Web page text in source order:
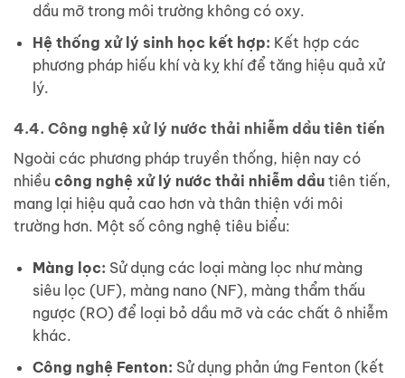
dầu mỡ trong môi trường không có oxy.
Hệ thống xử lý sinh học kết hợp: Kết hợp các
phương pháp hiếu khí và kỵ khí để tăng hiệu quả xử
lý.
4.4. Công nghệ xử lý nước thải nhiễm dầu tiên tiến
Ngoài các phương pháp truyền thống, hiện nay có
nhiều công nghệ xử lý nước thải nhiễm dầu tiên tiến,
mang lại hiệu quả cao hơn và thân thiện với môi
trường hơn. Một số công nghệ tiêu biểu:
Màng lọc: Sử dụng các loại màng lọc như màng
siêu lọc (UF), màng nano (NF), màng thẩm thấu
ngược (RO) để loại bỏ dầu mỡ và các chất ô nhiễm
khác.
Công nghệ Fenton: Sử dụng phản ứng Fenton (kết